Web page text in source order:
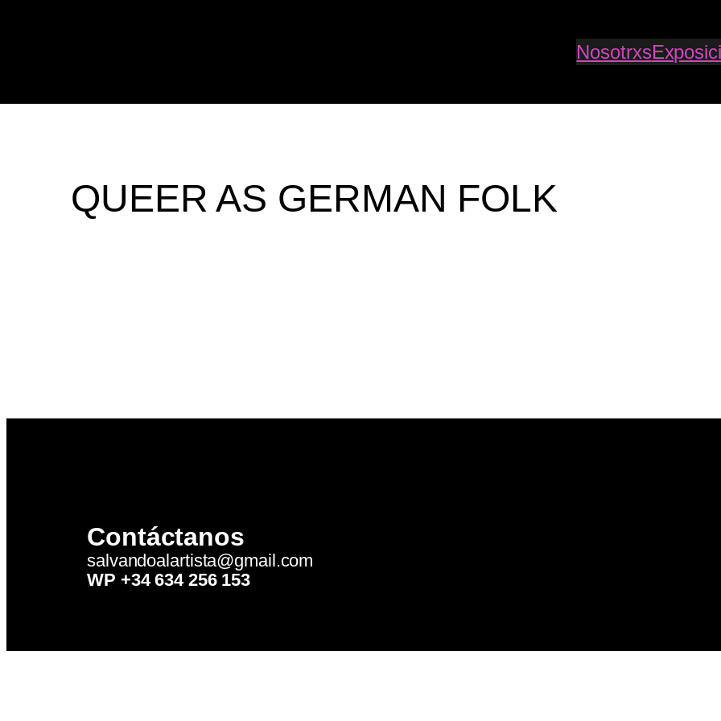
al
Nosotrxs
QUEER AS GERMAN FOLK
Contáctanos
salvandoalartista@gmail.com
WP +34 634 256 153